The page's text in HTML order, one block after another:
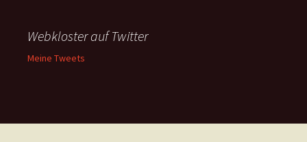
Webkloster auf Twitter
Meine Tweets